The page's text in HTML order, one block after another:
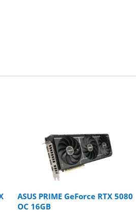
ASUS PRIME GeForce RTX 5080
OC 16GB